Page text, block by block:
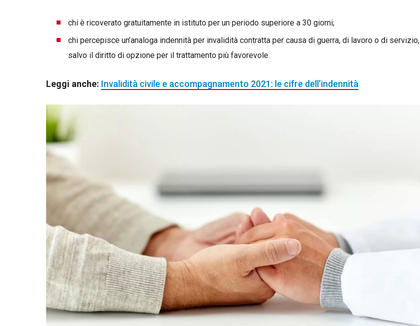
chi è ricoverato gratuitamente in istituto per un periodo superiore a 30 giorni;
chi percepisce un’analoga indennità per invalidità contratta per causa di guerra, di lavoro o di servizio,
salvo il diritto di opzione per il trattamento più favorevole.
Leggi anche: Invalidità civile e accompagnamento 2021: le cifre dell’indennità